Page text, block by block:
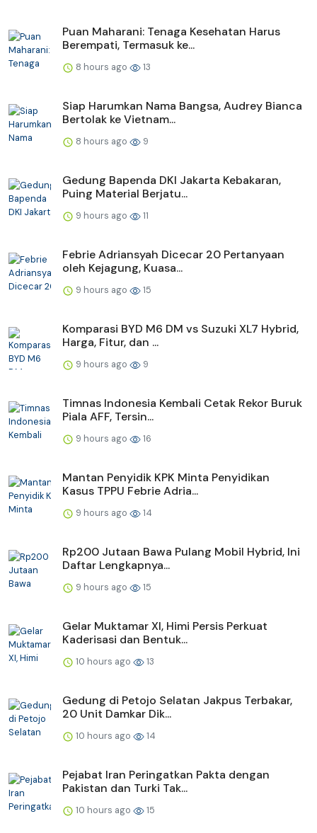
Puan Maharani: Tenaga Kesehatan Harus
Berempati, Termasuk ke...
8 hours ago 13
Siap Harumkan Nama Bangsa, Audrey Bianca
Bertolak ke Vietnam...
8 hours ago 9
Gedung Bapenda DKI Jakarta Kebakaran,
Puing Material Berjatu...
9 hours ago 11
Febrie Adriansyah Dicecar 20 Pertanyaan
oleh Kejagung, Kuasa...
9 hours ago 15
Komparasi BYD M6 DM vs Suzuki XL7 Hybrid,
Harga, Fitur, dan ...
9 hours ago 9
Timnas Indonesia Kembali Cetak Rekor Buruk
Piala AFF, Tersin...
9 hours ago 16
Mantan Penyidik KPK Minta Penyidikan
Kasus TPPU Febrie Adria...
9 hours ago 14
Rp200 Jutaan Bawa Pulang Mobil Hybrid, Ini
Daftar Lengkapnya...
9 hours ago 15
Gelar Muktamar XI, Himi Persis Perkuat
Kaderisasi dan Bentuk...
10 hours ago 13
Gedung di Petojo Selatan Jakpus Terbakar,
20 Unit Damkar Dik...
10 hours ago 14
Pejabat Iran Peringatkan Pakta dengan
Pakistan dan Turki Tak...
10 hours ago 15